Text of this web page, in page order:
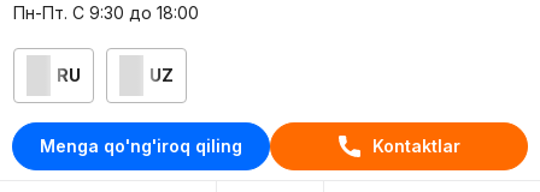
Menga qo'ng'iroq qiling Kontaktlar
Пн-Пт. С 9:30 до 18:00
RU UZ
Kontaktlar